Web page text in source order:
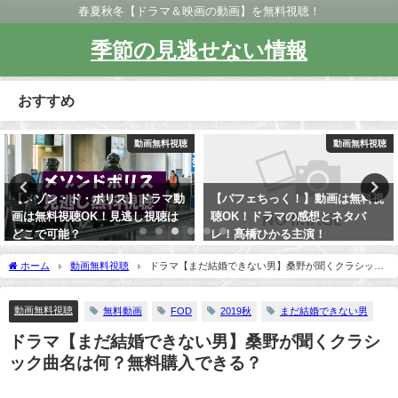
春夏秋冬【ドラマ＆映画の動画】を無料視聴！
季節の見逃せない情報
おすすめ
動画無料視聴
【メゾン・ド・ポリス】ドラマ動
画は無料視聴OK！見逃し視聴は
どこで可能？
動画無料視聴
【パフェちっく！】動画は無料視
聴OK！ドラマの感想とネタバ
レ！髙橋ひかる主演！
ホーム 動画無料視聴
ドラマ【まだ結婚できない男】桑野が聞くクラシック
曲名は何？無料購入できる？
動画無料視聴 無料動画 FOD 2019秋 まだ結婚できない男
ドラマ【まだ結婚できない男】桑野が聞くクラシ
ック曲名は何？無料購入できる？